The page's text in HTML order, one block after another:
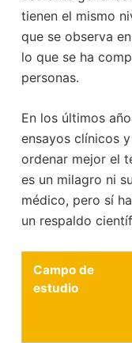
tienen el mismo
que se observa
lo que se ha
personas.
En los últimos
ensayos clínicos
ordenar mejor el
es un milagro ni
médico, pero sí
un respaldo
Campo de
estudio